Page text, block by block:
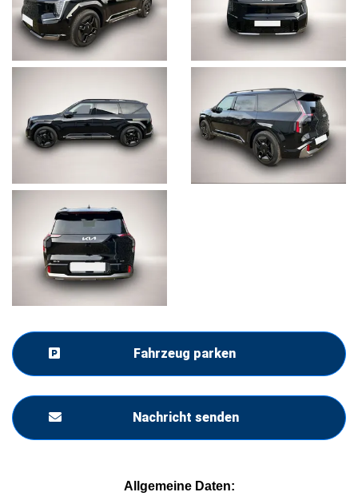
Fahrzeug parken
Nachricht senden
Allgemeine Daten: